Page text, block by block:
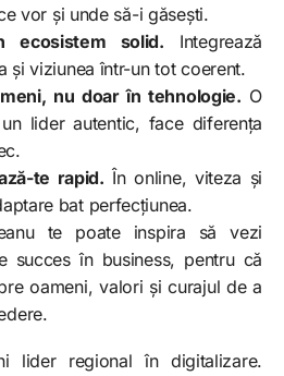
vor și unde să-i găsești.
ecosistem solid. Integrează
și viziunea într-un tot coerent.
nu doar în tehnologie. O
lider autentic, face diferența
te rapid. În online, viteza și
bat perfecțiunea.
te poate inspira să vezi
succes în business, pentru că
oameni, valori și curajul de a
lider regional în digitalizare.